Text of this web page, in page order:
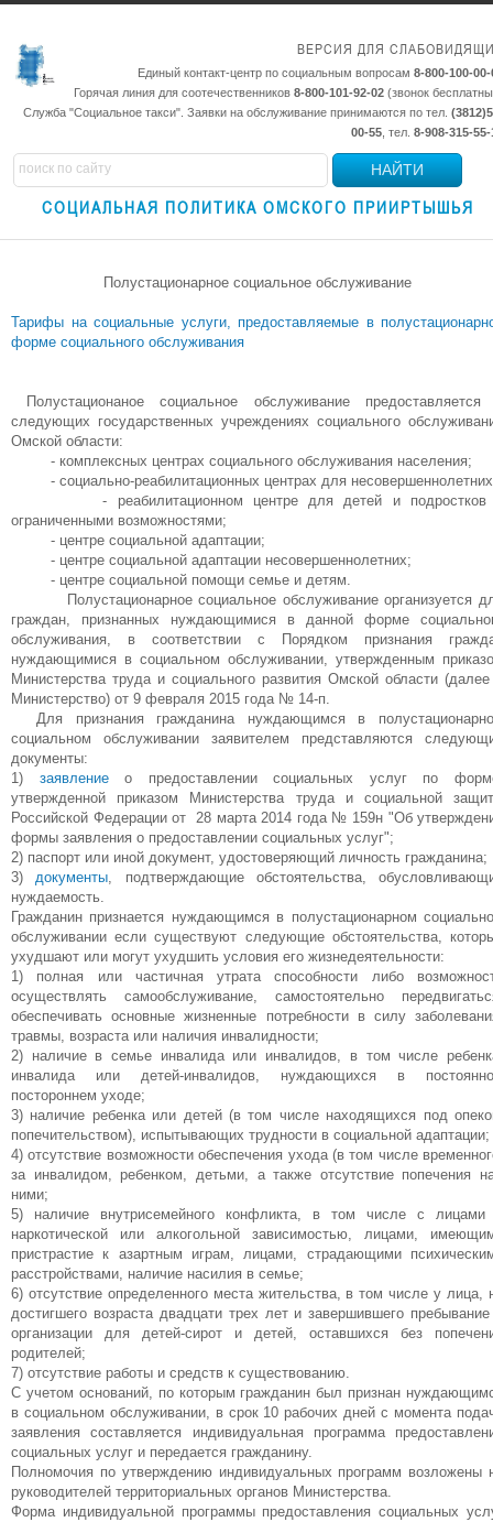
ВЕРСИЯ ДЛЯ
Единый контакт-центр по социальным вопросам 8-800-100-00-
Горячая линия для соотечественников 8-800-101-92-02 (звонок
Служба "Социальное такси". Заявки на обслуживание принимаются по тел.
00-55 , тел. 8-908-315-55-
НАЙТИ
СОЦИАЛЬНАЯ ПОЛИТИКА ОМСКОГО ПРИИРТЫШЬЯ
Полустационарное социальное обслуживание
Тарифы на социальные услуги, предоставляемые в
форме социального обслуживания
Полустационаное социальное обслуживание
следующих государственных учреждениях социального
Омской области:
- комплексных центрах социального обслуживания населения;
- социально-реабилитационных центрах для
- реабилитационном центре для детей и подростков
ограниченными возможностями;
- центре социальной адаптации;
- центре социальной адаптации несовершеннолетних;
- центре социальной помощи семье и детям.
Полустационарное социальное обслуживание организуется
граждан, признанных нуждающимися в данной форме
обслуживания, в соответствии с Порядком признания
нуждающимися в социальном обслуживании, утвержденным
Министерства труда и социального развития Омской области
Министерство) от 9 февраля 2015 года № 14-п.
Для признания гражданина нуждающимся в
социальном обслуживании заявителем представляются
документы:
1) заявлениео предоставлении социальных услуг по
утвержденной приказом Министерства труда и социальной
Российской Федерации от 28 марта 2014 года № 159н "Об
формы заявления о предоставлении социальных услуг";
2) паспорт или иной документ, удостоверяющий личность гражданина;
3)документы, подтверждающие обстоятельства,
нуждаемость.
Гражданин признается нуждающимся в полустационарном
обслуживании если существуют следующие обстоятельства,
ухудшают или могут ухудшить условия его жизнедеятельности:
1) полная или частичная утрата способности либо
осуществлять самообслуживание, самостоятельно
обеспечивать основные жизненные потребности в силу
травмы, возраста или наличия инвалидности;
2) наличие в семье инвалида или инвалидов, в том числе
инвалида или детей-инвалидов, нуждающихся в
постороннем уходе;
3) наличие ребенка или детей (в том числе находящихся под
попечительством), испытывающих трудности в социальной адаптации;
4) отсутствие возможности обеспечения ухода (в том числе
за инвалидом, ребенком, детьми, а также отсутствие попечения
ними;
5) наличие внутрисемейного конфликта, в том числе с лицами
наркотической или алкогольной зависимостью, лицами,
пристрастие к азартным играм, лицами, страдающими
расстройствами, наличие насилия в семье;
6) отсутствие определенного места жительства, в том числе у лица,
достигшего возраста двадцати трех лет и завершившего
организации для детей-сирот и детей, оставшихся без
родителей;
7) отсутствие работы и средств к существованию.
С учетом оснований, по которым гражданин был признан
в социальном обслуживании, в срок 10 рабочих дней с момента
заявления составляется индивидуальная программа
социальных услуг и передается гражданину.
Полномочия по утверждению индивидуальных программ возложены
руководителей территориальных органов Министерства.
Форма индивидуальной программы предоставления социальных